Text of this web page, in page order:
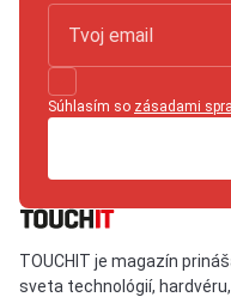
Súhlasím so zásadami
TOUCHIT je magazín
sveta technológií,